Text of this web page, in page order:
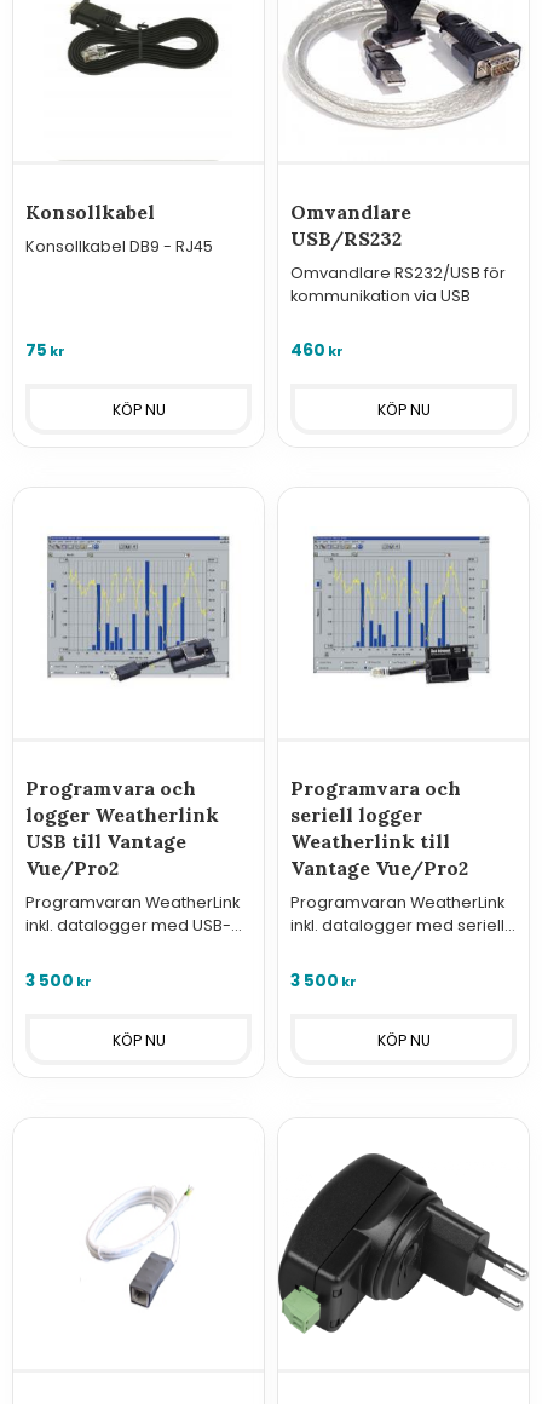
Konsollkabel
Konsollkabel DB9 - RJ45
75 kr
Omvandlare
USB/RS232
Omvandlare RS232/USB för
kommunikation via USB
460 kr
Programvara och
logger Weatherlink
USB till Vantage
Vue/Pro2
Programvaran WeatherLink
inkl. datalogger med USB-
väderstationer i serie
3 500 kr
Programvara och
seriell logger
Weatherlink till
Vantage Vue/Pro2
Programvaran WeatherLink
inkl. datalogger med seriell
anslutning till väderstationer
3 500 kr